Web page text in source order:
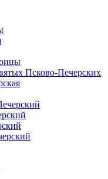
Псково-Печерских